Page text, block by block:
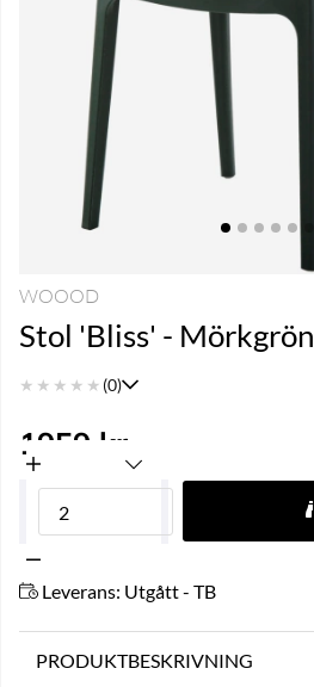
WOOOD
Stol 'Bliss' - Mörkgrön
★ ★ ★ ★ ★ (0)
1959 kr
Leverans: Utgått - TB
PRODUKTBESKRIVNING